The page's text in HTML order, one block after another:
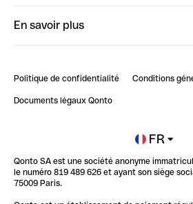
ClubQonto
Impact de l'IA sur les carrières/
En savoir plus
Blog
Newsroom
Glossaire finance
Politique de confidentialité Conditions
Documents légaux Qonto
FR
Qonto SA est une société anonyme
le numéro 819 489 626 et ayant son siège
75009 Paris.